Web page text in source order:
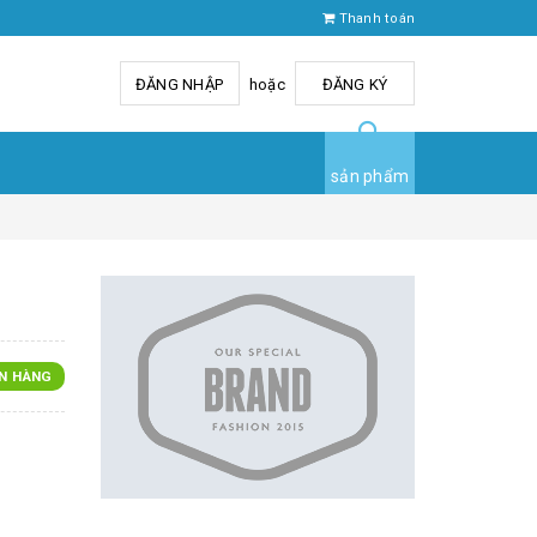
Thanh toán
ĐĂNG NHẬP hoặc ĐĂNG KÝ
sản phẩm
HÀNG